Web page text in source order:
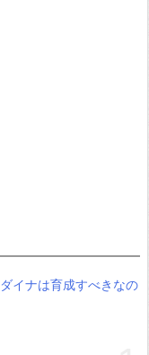
イナは育成すべきなの